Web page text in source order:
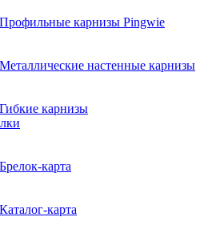
Профильные карнизы Pingwie
Металлические настенные карнизы
Гибкие карнизы
Брелок-карта
Каталог-карта